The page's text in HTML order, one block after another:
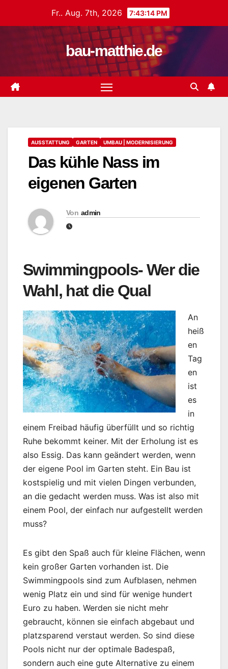
Fr.. Aug. 7th, 2026 7:43:15 PM
bau-matthie.de
AUSSTATTUNG GARTEN UMBAU | MODERNISIERUNG
Das kühle Nass im
eigenen Garten
Von admin
Swimmingpools- Wer die
Wahl, hat die Qual
An
heiß
en
Tag
en
ist
es
in
einem Freibad häufig überfüllt und so richtig
Ruhe bekommt keiner. Mit der Erholung ist es
also Essig. Das kann geändert werden, wenn
der eigene Pool im Garten steht. Ein Bau ist
kostspielig und mit vielen Dingen verbunden,
an die gedacht werden muss. Was ist also mit
einem Pool, der einfach nur aufgestellt werden
muss?
Es gibt den Spaß auch für kleine Flächen, wenn
kein großer Garten vorhanden ist. Die
Swimmingpools sind zum Aufblasen, nehmen
wenig Platz ein und sind für wenige hundert
Euro zu haben. Werden sie nicht mehr
gebraucht, können sie einfach abgebaut und
platzsparend verstaut werden. So sind diese
Pools nicht nur der optimale Badespaß,
sondern auch eine gute Alternative zu einem